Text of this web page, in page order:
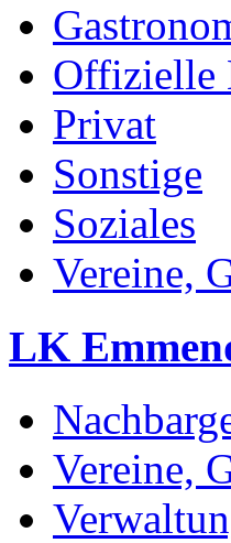
Offizielle
Privat
Sonstige
Soziales
Vereine,
LK
Vereine,